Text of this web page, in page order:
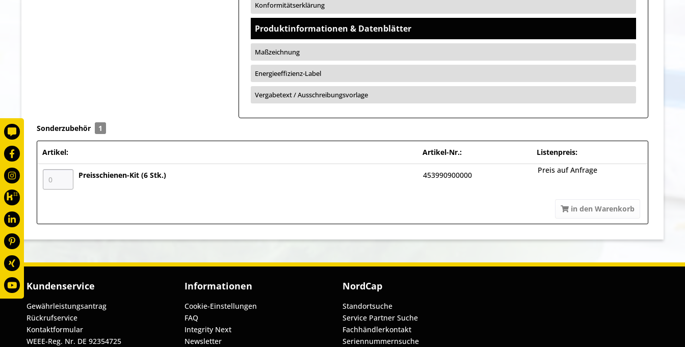
Konformitätserklärung
Produktinformationen & Datenblätter
Maßzeichnung
Energieeffizienz-Label
Vergabetext / Ausschreibungsvorlage
Sonderzubehör 1
Artikel: Artikel-Nr.: Listenpreis:
Preisschienen-Kit (6 Stk.) 453990900000
Preis auf Anfrage
in den Warenkorb
Kundenservice
Gewährleistungsantrag
Rückrufservice
Kontaktformular
WEEE-Reg. Nr. DE 92354725
Informationen
Cookie-Einstellungen
FAQ
Integrity Next
Newsletter
NordCap
Standortsuche
Service Partner Suche
Fachhändlerkontakt
Seriennummernsuche